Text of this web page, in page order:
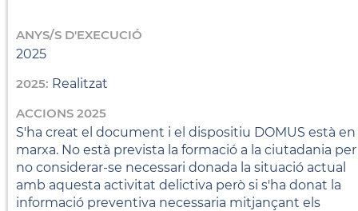
ANYS/S D'EXECUCIÓ
2025
2025: Realitzat
ACCIONS 2025
S'ha creat el document i el dispositiu DOMUS està en
marxa. No està prevista la formació a la ciutadania per
no considerar-se necessari donada la situació actual
amb aquesta activitat delictiva però si s'ha donat la
informació preventiva necessaria mitjançant els